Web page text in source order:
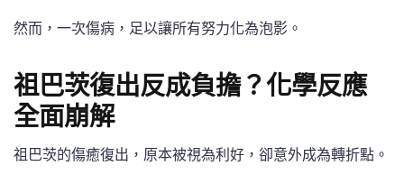
然而，一次傷病，足以讓所有努力化為泡影。
祖巴茨復出反成負擔？化學反應
全面崩解
祖巴茨的傷癒復出，原本被視為利好，卻意外成為轉折點。